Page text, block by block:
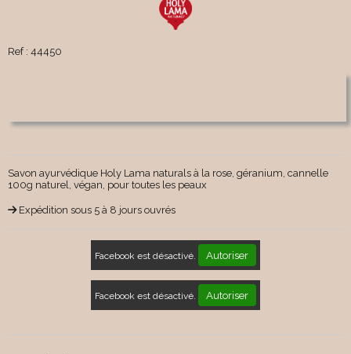
Ref : 44450
Savon ayurvédique Holy Lama naturals à la rose, géranium, cannelle
100g naturel, végan, pour toutes les peaux
Expédition sous 5 à 8 jours ouvrés
Facebook est désactivé. Autoriser
Facebook est désactivé. Autoriser